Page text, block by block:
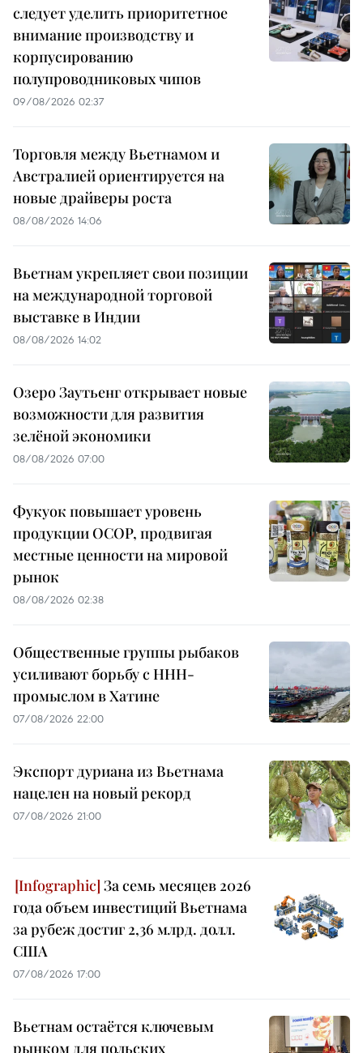
следует уделить приоритетное
внимание производству и
корпусированию
полупроводниковых чипов
09/08/2026 02:37
Торговля между Вьетнамом и
Австралией ориентируется на
новые драйверы роста
08/08/2026 14:06
Вьетнам укрепляет свои позиции
на международной торговой
выставке в Индии
08/08/2026 14:02
Озеро Заутьенг открывает новые
возможности для развития
зелёной экономики
08/08/2026 07:00
Фукуок повышает уровень
продукции OCOP, продвигая
местные ценности на мировой
рынок
08/08/2026 02:38
Общественные группы рыбаков
усиливают борьбу с ННН-
промыслом в Хатине
07/08/2026 22:00
Экспорт дуриана из Вьетнама
нацелен на новый рекорд
07/08/2026 21:00
За семь месяцев 2026
года объем инвестиций Вьетнама
за рубеж достиг 2,36 млрд. долл.
США
07/08/2026 17:00
Вьетнам остаётся ключевым
рынком для польских